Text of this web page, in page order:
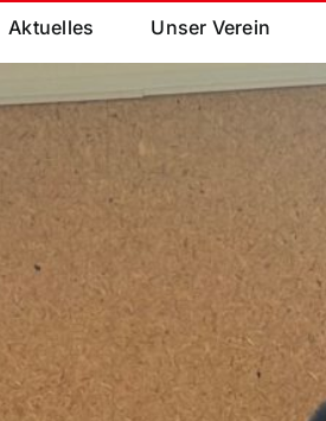
Aktuelles Unser Verein